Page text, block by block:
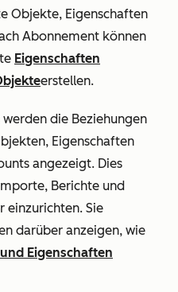
Objekte, Eigenschaften
Abonnement können
Eigenschaften
erstellen.
die Beziehungen
Eigenschaften
angezeigt. Dies
Berichte und
einzurichten. Sie
darüber anzeigen, wie
Eigenschaften